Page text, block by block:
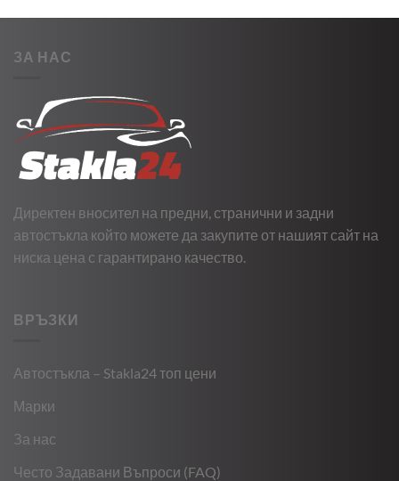
ЗА НАС
Директен вносител на предни, странични и задни
автостъкла който можете да закупите от нашият сайт на
ниска цена с гарантирано качество.
ВРЪЗКИ
Автостъкла – Stakla24 топ цени
Марки
За нас
Често Задавани Въпроси (FAQ)